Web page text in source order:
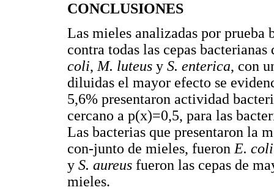
CONCLUSIONES
Las mieles analizadas por
contra todas las cepas
coli, M. luteus y S. enterica, con
diluidas el mayor efecto se
5,6% presentaron actividad
cercano a p(x)=0,5, para las
Las bacterias que presentaron la
con-junto de mieles, fueron E. coli
y S. aureus fueron las cepas de
mieles.